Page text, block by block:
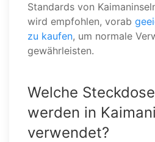
Standards von
wird empfohlen, vorab
zu kaufen, um normale
gewährleisten.
Welche
werden in
verwendet?